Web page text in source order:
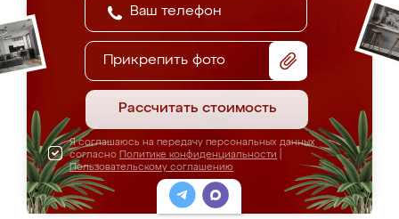
Прикрепить фото
Рассчитать стоимость
Я соглашаюсь на передачу персональных данных
согласно Политике конфиденциальности
Пользовательскому соглашению